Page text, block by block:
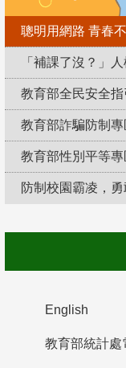
聰明用網路 青春
「補課了沒？」
教育部全民安全指
教育部詐騙防制專
教育部性別平等專
防制校園霸凌，勇
English